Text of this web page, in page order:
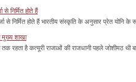
निर्मित होते हैं
से निर्मित होते हैं भारतीय संस्कृति के अनुसार प्रेत योनि
मुख्य शाखा
रहता है कत्यूरी राजाओं की राजधानी पहले जोशीमठ थी